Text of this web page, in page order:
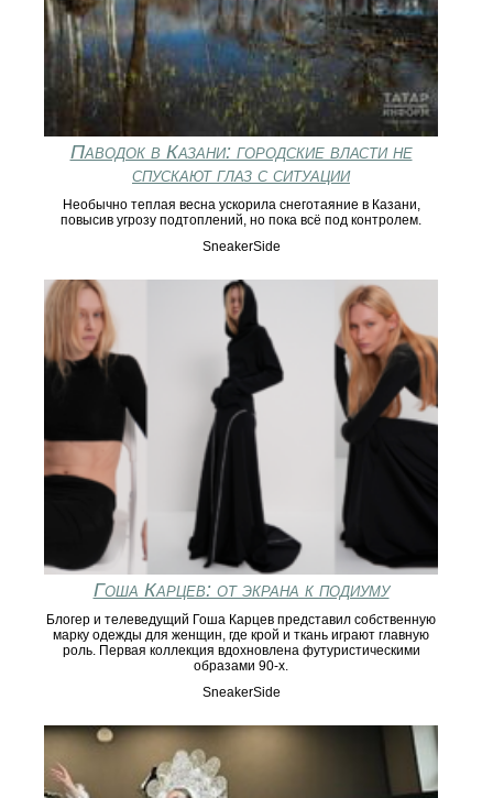
Паводок в Казани: городские власти не
спускают глаз с ситуации
Необычно теплая весна ускорила снеготаяние в Казани,
повысив угрозу подтоплений, но пока всё под контролем.
SneakerSide
Гоша Карцев: от экрана к подиуму
Блогер и телеведущий Гоша Карцев представил собственную
марку одежды для женщин, где крой и ткань играют главную
роль. Первая коллекция вдохновлена футуристическими
образами 90-х.
SneakerSide